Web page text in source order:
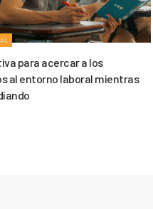
para acercar a los
al entorno laboral mientras